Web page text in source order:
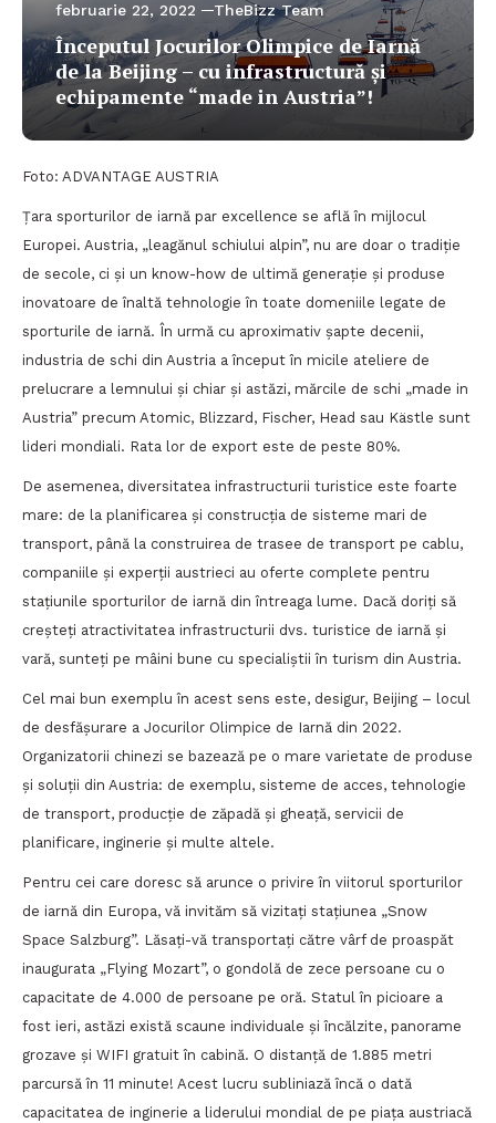
februarie 22, 2022 TheBizz Team
Începutul Jocurilor Olimpice de Iarnă
de la Beijing – cu infrastructură și
echipamente “made in Austria”!
Foto: ADVANTAGE AUSTRIA
Țara sporturilor de iarnă par excellence se află în mijlocul
Europei. Austria, „leagănul schiului alpin”, nu are doar o tradiție
de secole, ci și un know-how de ultimă generație și produse
inovatoare de înaltă tehnologie în toate domeniile legate de
sporturile de iarnă. În urmă cu aproximativ șapte decenii,
industria de schi din Austria a început în micile ateliere de
prelucrare a lemnului și chiar și astăzi, mărcile de schi „made in
Austria” precum Atomic, Blizzard, Fischer, Head sau Kästle sunt
lideri mondiali. Rata lor de export este de peste 80%.
De asemenea, diversitatea infrastructurii turistice este foarte
mare: de la planificarea și construcția de sisteme mari de
transport, până la construirea de trasee de transport pe cablu,
companiile și experții austrieci au oferte complete pentru
stațiunile sporturilor de iarnă din întreaga lume. Dacă doriți să
creșteți atractivitatea infrastructurii dvs. turistice de iarnă și
vară, sunteți pe mâini bune cu specialiștii în turism din Austria.
Cel mai bun exemplu în acest sens este, desigur, Beijing – locul
de desfășurare a Jocurilor Olimpice de Iarnă din 2022.
Organizatorii chinezi se bazează pe o mare varietate de produse
și soluții din Austria: de exemplu, sisteme de acces, tehnologie
de transport, producție de zăpadă și gheață, servicii de
planificare, inginerie și multe altele.
Pentru cei care doresc să arunce o privire în viitorul sporturilor
de iarnă din Europa, vă invităm să vizitați stațiunea „Snow
Space Salzburg”. Lăsați-vă transportați către vârf de proaspăt
inaugurata „Flying Mozart”, o gondolă de zece persoane cu o
capacitate de 4.000 de persoane pe oră. Statul în picioare a
fost ieri, astăzi există scaune individuale și încălzite, panorame
grozave și WIFI gratuit în cabină. O distanță de 1.885 metri
parcursă în 11 minute! Acest lucru subliniază încă o dată
capacitatea de inginerie a liderului mondial de pe piața austriacă